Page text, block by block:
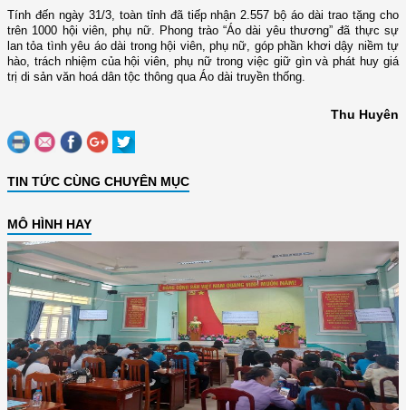
Tính đến ngày 31/3, toàn tỉnh đã tiếp nhận 2.557 bộ áo dài trao tặng cho
trên 1000 hội viên, phụ nữ. Phong trào “Áo dài yêu thương” đã thực sự
lan tỏa tình yêu áo dài trong hội viên, phụ nữ, góp phần khơi dậy niềm tự
hào, trách nhiệm của hội viên, phụ nữ trong việc giữ gìn và phát huy giá
trị di sản văn hoá dân tộc thông qua Áo dài truyền thống.
Thu Huyên
TIN TỨC CÙNG CHUYÊN MỤC
MÔ HÌNH HAY